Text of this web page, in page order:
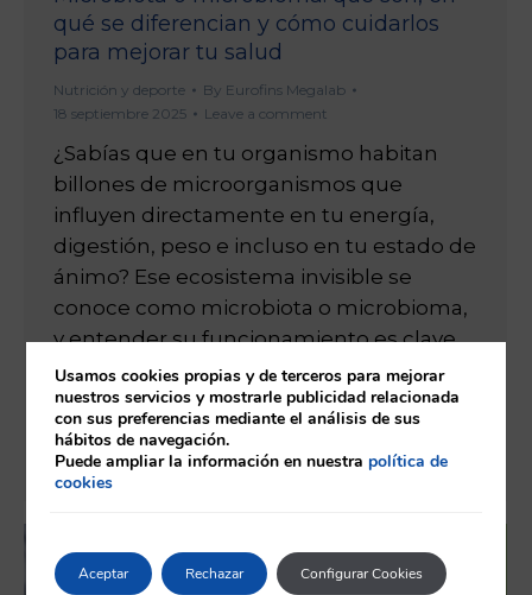
qué se diferencian y cómo cuidarlos
para mejorar tu salud
Nutrición y deporte By Eurofins Megalab
18 septiembre 2025
Leave a comment
¿Sabías que en tu organismo habitan
billones de microorganismos que
influyen directamente en tu energía,
digestión, peso e incluso en tu estado de
ánimo? Ese ecosistema invisible se
conoce como microbiota o microbioma,
y entender su funcionamiento es clave
para cuidar tu salud. Conocer la
diferencia entre microbiota y
microbioma te ayudará a tomar
decisiones…
Usamos cookies propias y de terceros para mejorar
nuestros servicios y mostrarle publicidad relacionada
con sus preferencias mediante el análisis de sus
hábitos de navegación.
Puede ampliar la información en nuestra política de
cookies
Aceptar Rechazar Configurar Cookies